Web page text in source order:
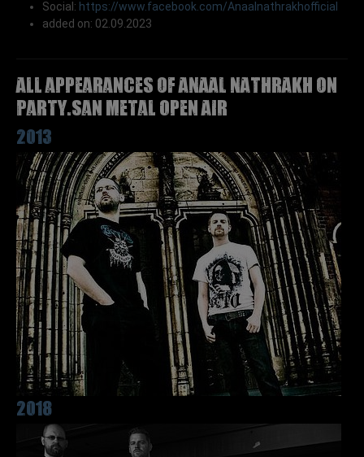
Social: https://www.facebook.com/Anaalnathrakhofficial
added on: 02.09.2023
All appearances of ANAAL NATHRAKH on
Party.San Metal Open Air
2013
2018